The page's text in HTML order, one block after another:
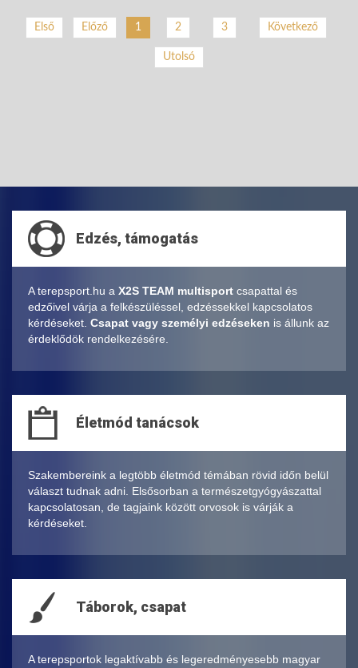
Első Előző 1 2 3 Következő
Utolsó
Edzés, támogatás
A terepsport.hu a X2S TEAM multisport csapattal és
edzőivel várja a felkészüléssel, edzéssekkel kapcsolatos
kérdéseket. Csapat vagy személyi edzéseken is állunk az
érdeklődök rendelkezésére.
Életmód tanácsok
Szakembereink a legtöbb életmód témában rövid időn belül
választ tudnak adni. Elsősorban a természetgyógyászattal
kapcsolatosan, de tagjaink között orvosok is várják a
kérdéseket.
Táborok, csapat
A terepsportok legaktívabb és legeredményesebb magyar